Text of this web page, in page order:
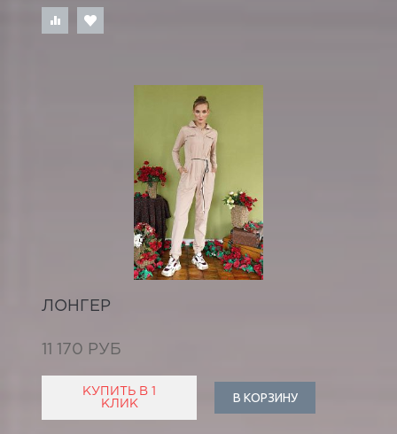
ЛОНГЕР
11 170 РУБ
КУПИТЬ В 1
КЛИК
В КОРЗИНУ